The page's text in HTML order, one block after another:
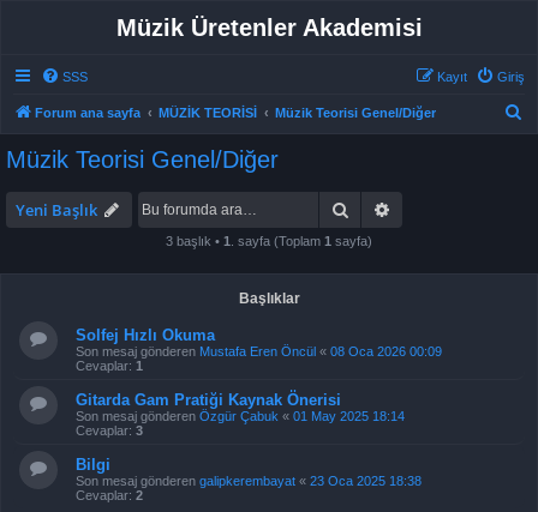
Müzik Üretenler Akademisi
SSS Giriş
Kayıt
Forum ana sayfa MÜZİK TEORİSİ Müzik Teorisi Genel/Diğer
Müzik Teorisi Genel/Diğer
Yeni Başlık Ara
3 başlık • 1 . sayfa (Toplam 1 sayfa)
Başlıklar
Solfej Hızlı Okuma
Son mesaj gönderen Mustafa Eren Öncül « 08 Oca 2026 00:09
Cevaplar: 1
Gitarda Gam Pratiği Kaynak Önerisi
Son mesaj gönderen Özgür Çabuk « 01 May 2025 18:14
Cevaplar: 3
Bilgi
Son mesaj gönderen galipkerembayat « 23 Oca 2025 18:38
Cevaplar: 2